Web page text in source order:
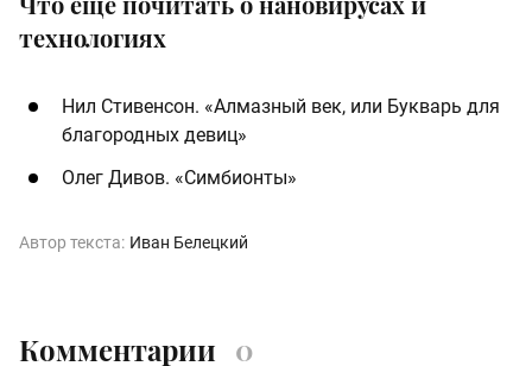
технологиях
Нил Стивенсон. «Алмазный век, или Букварь для
благородных девиц»
Олег Дивов. «Симбионты»
Автор текста: Иван Белецкий
Комментарии 0